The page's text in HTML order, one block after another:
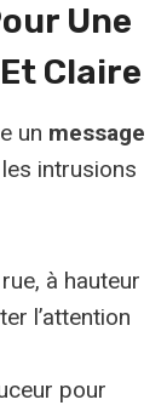
Une
Claire
un message
intrusions
à hauteur
l’attention
pour